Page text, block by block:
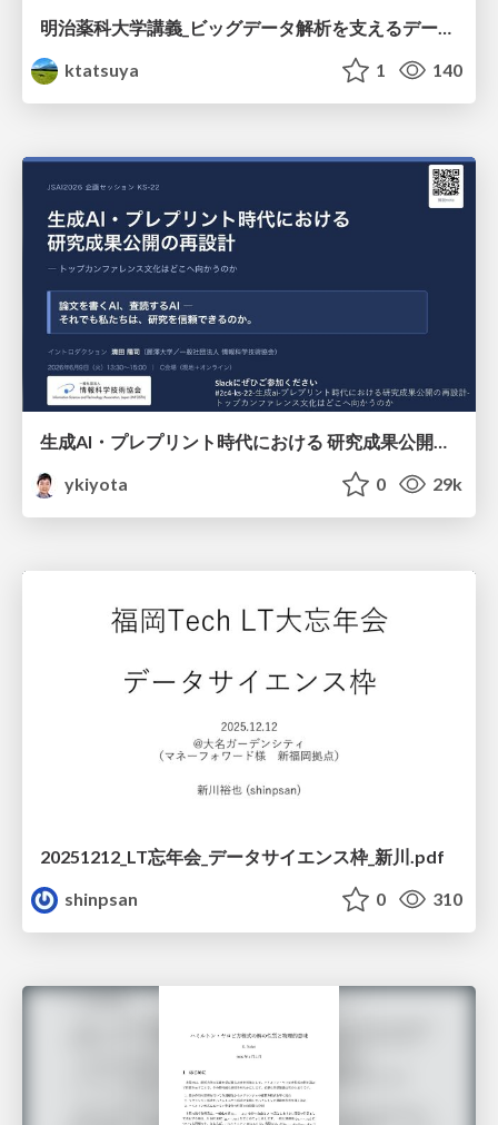
明治薬科大学講義_ビッグデータ解析を支えるデータベース技術とクラウドコンピューティング
ktatsuya
1 140
生成AI・プレプリント時代における 研究成果公開の再設計 ― トップカンファレンス文化はどこへ向かうのか / Redesigning the Dissemination of Research Outputs in the Age of Generative AI and Preprints — Where Is the Top-Conference Culture Heading?
ykiyota
0 29k
20251212_LT忘年会_データサイエンス枠_新川.pdf
shinpsan
0 310